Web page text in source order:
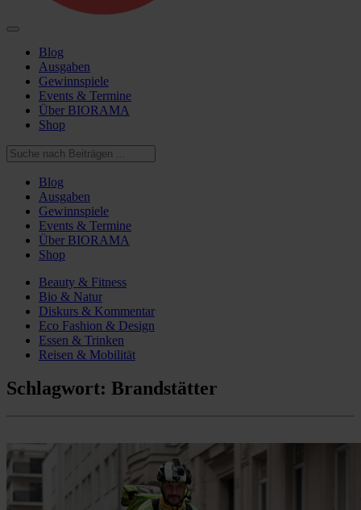
Blog
Ausgaben
Gewinnspiele
Events & Termine
Über BIORAMA
Shop
Blog
Ausgaben
Gewinnspiele
Events & Termine
Über BIORAMA
Shop
Beauty & Fitness
Bio & Natur
Diskurs & Kommentar
Eco Fashion & Design
Essen & Trinken
Reisen & Mobilität
Schlagwort: Brandstätter